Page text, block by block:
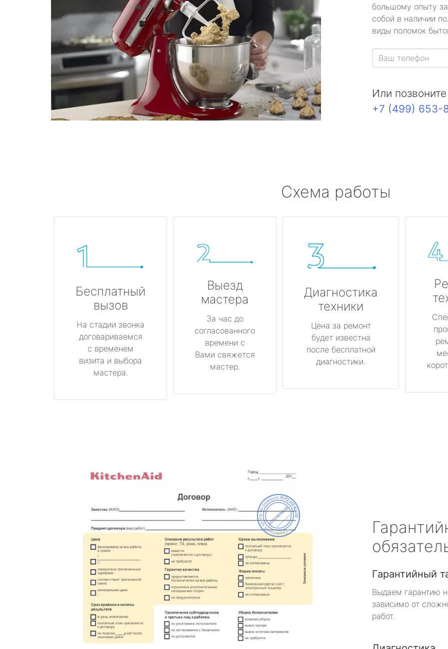
большому опыту
собой в наличии
виды поломок
Или
+7 (499) 653-
Схема работы
Бесплатный
вызов
На стадии звонка
договариваемся
с временем
визита и выбора
мастера.
Выезд
мастера
За час до
согласованного
времени с
Вами свяжется
мастер.
Диагностика
техники
Цена за ремонт
будет известна
после бесплатной
диагностики.
Гарантийный
Выдаем гарантию
зависимо от
работ.